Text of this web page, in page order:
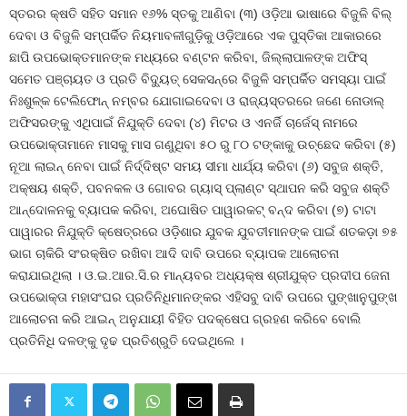
ସ୍ତରର କ୍ଷତି ସହିତ ସମାନ ୧୬% ସ୍ତକୁ ଆଣିବା (୩) ଓଡ଼ିଆ ଭାଷାରେ ବିଜୁଳି ବିଲ୍
ଦେବା ଓ ବିଜୁଳି ସମ୍ପର୍କିତ ନିୟମାବଳୀଗୁଡ଼ିକୁ ଓଡ଼ିଆରେ ଏକ ପୁସ୍ତିକା ଆକାରରେ
ଛାପି ଉପଭୋକ୍ତମାନଙ୍କ ମଧ୍ୟରେ ବଣ୍ଟନ କରିବା, ଜିଲ୍ଲାପାଳଙ୍କ ଅଫିସ୍
ସମେତ ପଞ୍ଚାୟତ ଓ ପ୍ରତି ବିଦ୍ୟୁତ୍ ସେକସନ୍‌ରେ ବିଜୁଳି ସମ୍ପର୍କିତ ସମସ୍ୟା ପାଇଁ
ନିଃଶୁଳ୍କ ଟେଲିଫୋନ୍ ନମ୍ବର ଯୋଗାଇଦେବା ଓ ରାଜ୍ୟସ୍ତରରେ ଜଣେ ନୋଡାଲ୍
ଅଫିସରଙ୍କୁ ଏଥିପାଇଁ ନିଯୁକ୍ତି ଦେବା (୪) ମିଟର ଓ ଏନର୍ଜି ଚାର୍ଜେସ୍ ନାମରେ
ଉପଭୋକ୍ତାମାନେ ମାସକୁ ମାସ ଗଣୁଥିବା ୫୦ ରୁ ୮୦ ଟଙ୍କାକୁ ଉଚ୍ଛେଦ କରିବା (୫)
ନୂଆ ଲାଇନ୍ ନେବା ପାଇଁ ନିର୍ଦ୍ଦିଷ୍ଟ ସମୟ ସୀମା ଧାର୍ଯ୍ୟ କରିବା (୬) ସବୁଜ ଶକ୍ତି,
ଅକ୍ଷୟ ଶକ୍ତି, ପବନକଳ ଓ ଗୋବର ଗ୍ୟାସ୍ ପ୍ଲାଣ୍ଟ ସ୍ଥାପନ କରି ସବୁଜ ଶକ୍ତି
ଆନ୍ଦୋଳନକୁ ବ୍ୟାପକ କରିବା, ଅଘୋଷିତ ପାୱାରକଟ୍ ବନ୍ଦ କରିବା (୭) ଟାଟା
ପାୱାରର ନିଯୁକ୍ତି କ୍ଷେତ୍ରରେ ଓଡ଼ିଶାର ଯୁବକ ଯୁବତୀମାନଙ୍କ ପାଇଁ ଶତକଡ଼ା ୭୫
ଭାଗ ଚାକିରି ସଂରକ୍ଷିତ ରଖିବା ଆଦି ଦାବି ଉପରେ ବ୍ୟାପକ ଆଲୋଚନା
କରାଯାଇଥିଲା । ଓ.ଇ.ଆର.ସି.ର ମାନ୍ୟବର ଅଧ୍ୟକ୍ଷ ଶ୍ରୀଯୁକ୍ତ ପ୍ରଦୀପ ଜେନା
ଉପଭୋକ୍ତା ମହାସଂଘର ପ୍ରତିନିଧିମାନଙ୍କର ଏହିସବୁ ଦାବି ଉପରେ ପୁଙ୍ଖାନୁପୁଙ୍ଖ
ଆଲୋଚନା କରି ଆଇନ୍ ଅନୁଯାୟୀ ବିହିତ ପଦକ୍ଷେପ ଗ୍ରହଣ କରିବେ ବୋଲି
ପ୍ରତିନିଧି ଦଳଙ୍କୁ ଦୃଢ ପ୍ରତିଶ୍ରୁତି ଦେଇଥିଲେ ।